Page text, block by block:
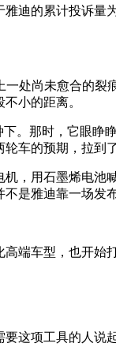
迪的累计投诉
处尚未愈合的裂
小的距离。
。那时，它眼睁
车的预期，拉到
，用石墨烯电池
是雅迪靠一场发
端车型，也开始
这项工具的人说起